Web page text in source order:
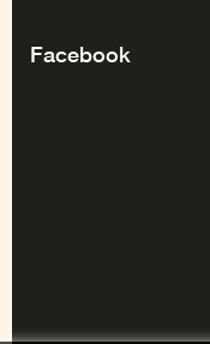
Facebook